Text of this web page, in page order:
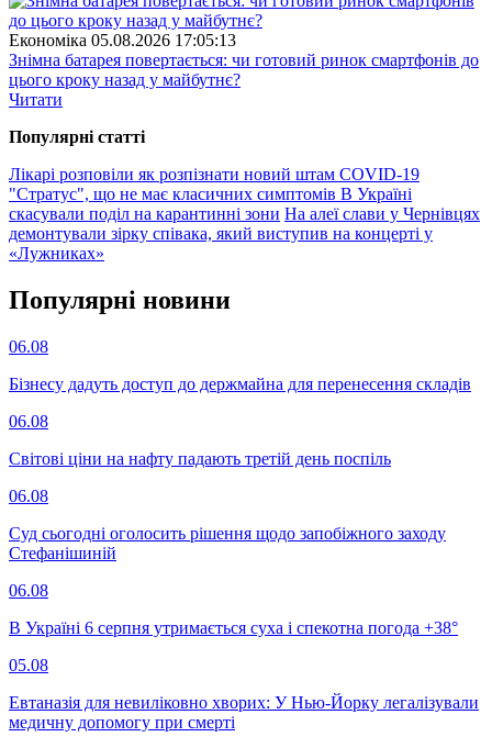
Економіка 05.08.2026 17:05:13
Знімна батарея повертається: чи готовий ринок смартфонів до
цього кроку назад у майбутнє?
Читати
Популярнi статтi
Лікарі розповіли як розпізнати новий штам COVID-19
"Стратус", що не має класичних симптомів В Україні
скасували поділ на карантинні зони На алеї слави у Чернівцях
демонтували зірку співака, який виступив на концерті у
«Лужниках»
Популярнi новини
06.08
Бізнесу дадуть доступ до держмайна для перенесення складів
06.08
Світові ціни на нафту падають третій день поспіль
06.08
Суд сьогодні оголосить рішення щодо запобіжного заходу
Стефанішиній
06.08
В Україні 6 серпня утримається суха і спекотна погода +38°
05.08
Евтаназія для невиліковно хворих: У Нью-Йорку легалізували
медичну допомогу при смерті